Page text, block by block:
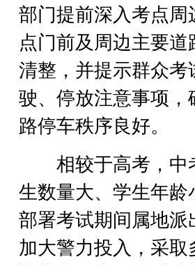
部门提前深入考点
点门前及周边主要
清整，并提示群众
驶、停放注意事项
路停车秩序良好。
相较于高考，中
生数量大、学生年
部署考试期间属地
加大警力投入，采